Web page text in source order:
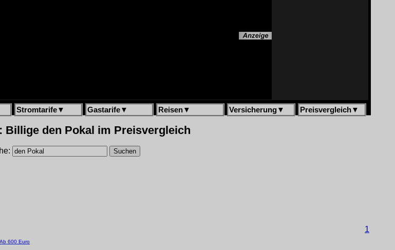
Stromtarife▼ Gastarife▼ Reisen▼ Versicherung▼ Preisvergleich▼
Billige den Pokal im Preisvergleich
1
Ab 600 Euro